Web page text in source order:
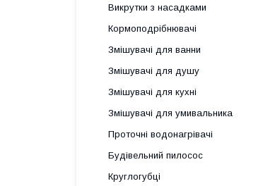
Викрутки з насадками
Кормоподрібнювачі
Змішувачі для ванни
Змішувачі для душу
Змішувачі для кухні
Змішувачі для умивальника
Проточні водонагрівачі
Будівельний пилосос
Круглогубці